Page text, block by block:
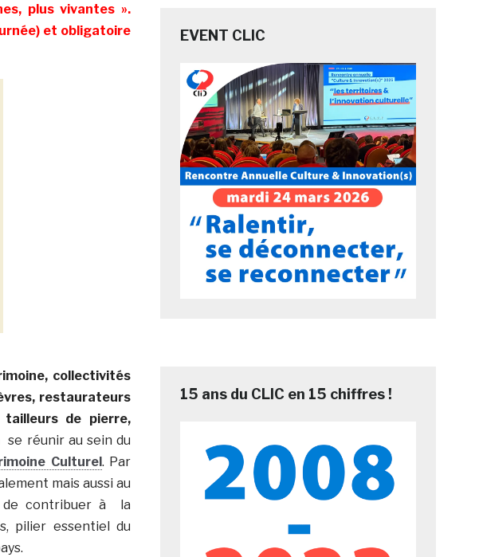
plus vivantes ».
et obligatoire
collectivités
restaurateurs
de pierre,
réunir au sein du
Culturel . Par
mais aussi au
de contribuer à la
pilier essentiel du
EVENT CLIC
15 ans du CLIC en 15 chiffres !